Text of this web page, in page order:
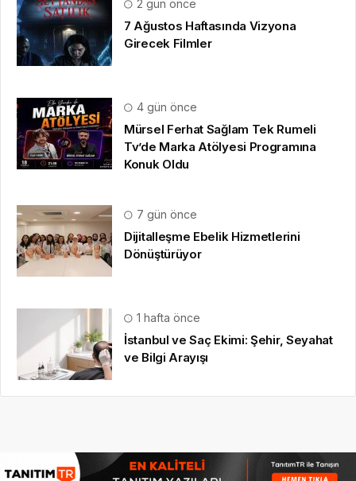
2 gün önce
7 Ağustos Haftasında Vizyona
Girecek Filmler
4 gün önce
Mürsel Ferhat Sağlam Tek Rumeli
Tv’de Marka Atölyesi Programına
Konuk Oldu
7 gün önce
Dijitalleşme Ebelik Hizmetlerini
Dönüştürüyor
1 hafta önce
İstanbul ve Saç Ekimi: Şehir, Seyahat
ve Bilgi Arayışı